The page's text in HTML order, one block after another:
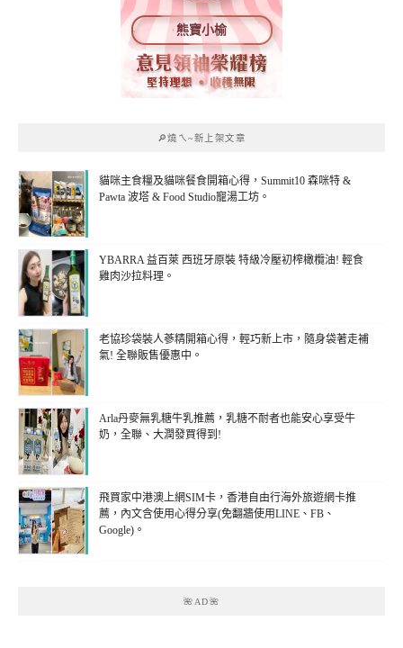
熊寶小榆
🔎燒ㄟ~新上架文章
貓咪主食糧及貓咪餐食開箱心得，Summit10 森咪特 &
Pawta 波塔 & Food Studio寵湯工坊。
YBARRA 益百萊 西班牙原裝 特級冷壓初榨橄欖油! 輕食
雞肉沙拉料理。
老協珍袋裝人蔘精開箱心得，輕巧新上市，隨身袋著走補
氣! 全聯販售優惠中。
Arla丹麥無乳糖牛乳推薦，乳糖不耐者也能安心享受牛
奶，全聯、大潤發買得到!
飛買家中港澳上網SIM卡，香港自由行海外旅遊網卡推
薦，內文含使用心得分享(免翻牆使用LINE、FB、
Google)。
🌺AD🌺